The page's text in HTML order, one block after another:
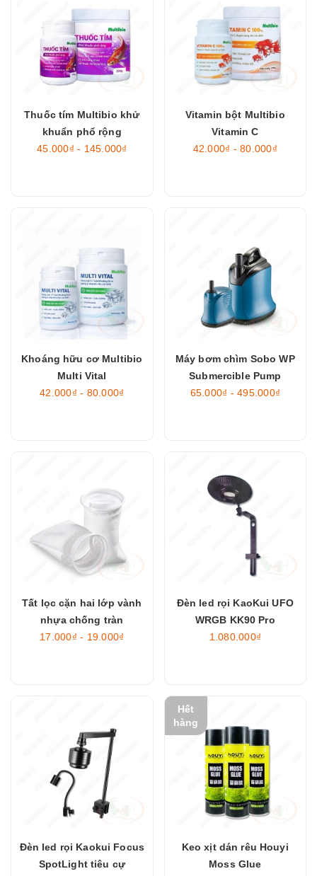
Thuốc tím Multibio khử
khuẩn phổ rộng
45.000₫ - 145.000₫
Vitamin bột Multibio
Vitamin C
42.000₫ - 80.000₫
Khoáng hữu cơ Multibio
Multi Vital
42.000₫ - 80.000₫
Máy bơm chìm Sobo WP
Submercible Pump
65.000₫ - 495.000₫
Tất lọc cặn hai lớp vành
nhựa chống tràn
17.000₫ - 19.000₫
Đèn led rọi KaoKui UFO
WRGB KK90 Pro
1.080.000₫
Đèn led rọi Kaokui Focus
SpotLight tiêu cự
Hết
hàng
Keo xịt dán rêu Houyi
Moss Glue